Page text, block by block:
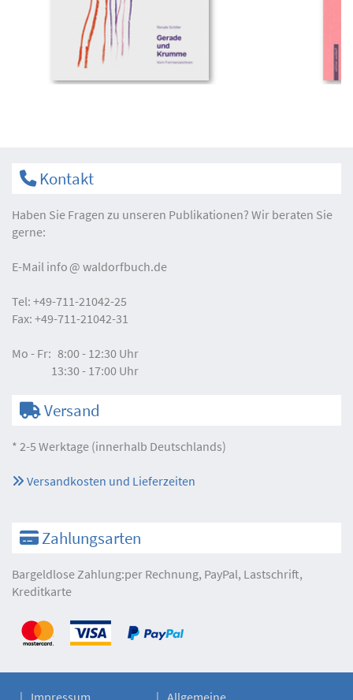
Kontakt
Haben Sie Fragen zu unseren Publikationen? Wir beraten Sie
gerne:
E-Mail info waldorfbuch.de
Tel: +49-711-21042-25
Fax: +49-711-21042-31
Mo - Fr: 8:00 - 12:30 Uhr
13:30 - 17:00 Uhr
Versand
* 2-5 Werktage (innerhalb Deutschlands)
Versandkosten und Lieferzeiten
Zahlungsarten
Bargeldlose Zahlung:per Rechnung, PayPal, Lastschrift,
Kreditkarte
Impressum Allgemeine